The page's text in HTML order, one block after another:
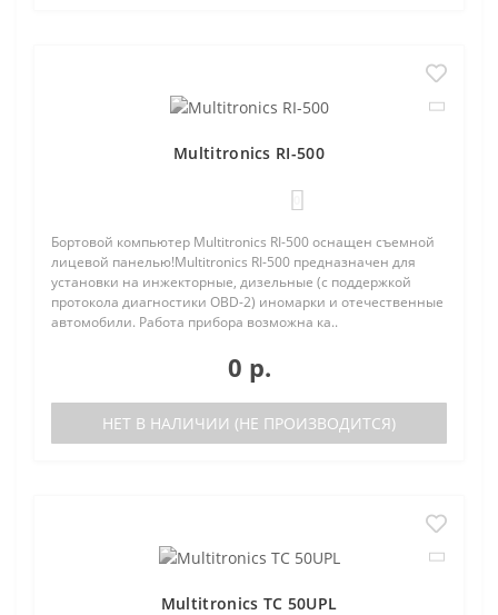
Multitronics RI-500
Бортовой компьютер Multitronics RI-500 оснащен съемной
лицевой панелью!Multitronics RI-500 предназначен для
установки на инжекторные, дизельные (с поддержкой
протокола диагностики OBD-2) иномарки и отечественные
автомобили. Работа прибора возможна ка..
0 р.
НЕТ В НАЛИЧИИ (НЕ ПРОИЗВОДИТСЯ)
Multitronics TC 50UPL